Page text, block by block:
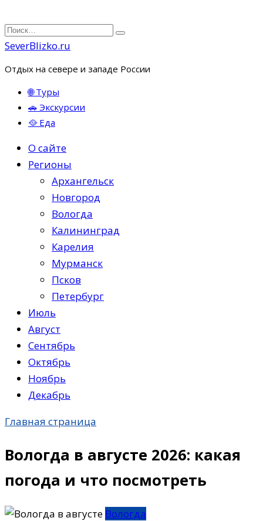
Перейти
к
Search
for:
SeverBlizko.ru
Отдых на севере и западе России
🌐 Туры
🚗 Экскурсии
🥘 Еда
О сайте
Регионы
Архангельск
Новгород
Вологда
Калининград
Карелия
Мурманск
Псков
Петербург
Июль
Август
Сентябрь
Октябрь
Ноябрь
Декабрь
Главная страница
Вологда в августе 2026: какая
погода и что посмотреть
Вологда